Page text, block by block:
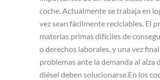
coche. Actualmente se trabaja en
vez sean fácilmente reciclables. El
materias primas difíciles de
o derechos laborales, y una vez
problemas ante la demanda al alza
diésel deben solucionarse.En los